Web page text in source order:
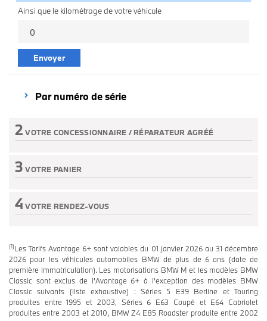
Ainsi que le kilométrage de votre véhicule
Envoyer
Par numéro de série
2 VOTRE CONCESSIONNAIRE / RÉPARATEUR AGRÉÉ
3 VOTRE PANIER
4 VOTRE RENDEZ-VOUS
(1)Les Tarifs Avantage 6+ sont valables du 01 janvier 2026 au 31 décembre
2026 pour les véhicules automobiles BMW de plus de 6 ans (date de
première immatriculation). Les motorisations BMW M et les modèles BMW
Classic sont exclus de l’Avantage 6+ à l’exception des modèles BMW
Classic suivants (liste exhaustive) : Séries 5 E39 Berline et Touring
produites entre 1995 et 2003, Séries 6 E63 Coupé et E64 Cabriolet
produites entre 2003 et 2010, BMW Z4 E85 Roadster produite entre 2002